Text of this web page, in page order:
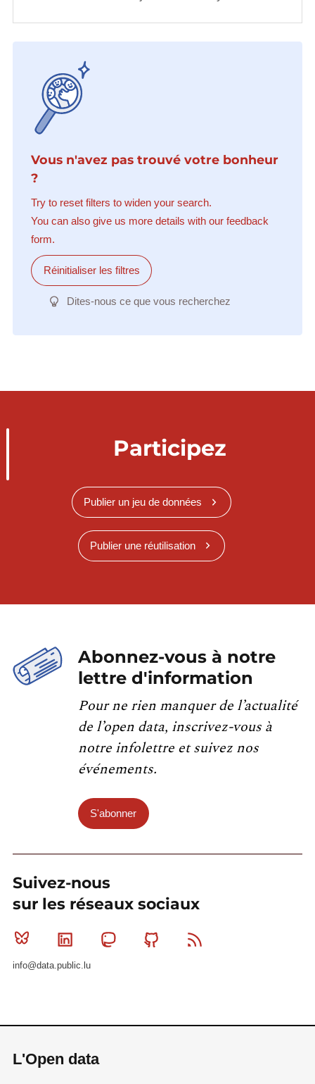
Vous n'avez pas trouvé votre bonheur
?
Try to reset filters to widen your search.
You can also give us more details with our feedback
form.
Réinitialiser les filtres
Dites-nous ce que vous recherchez
Participez
Publier un jeu de données
Publier une réutilisation
Abonnez-vous à notre
lettre d'information
Pour ne rien manquer de l’actualité
de l’open data, inscrivez-vous à
notre infolettre et suivez nos
événements.
S'abonner
Suivez-nous
sur les réseaux sociaux
Bluesky Linkedin MastodonGithub
info@data.public.lu
L'Open data